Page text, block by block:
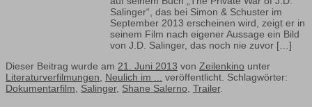
Salinger“, das bei Simon & Schuster im
September 2013 erscheinen wird, zeigt er in
seinem Film nach eigener Aussage ein Bild
von J.D. Salinger, das noch nie zuvor […]
Dieser Beitrag wurde am 21. Juni 2013 von Zeilenkino unter
Literaturverfilmungen
Neulich im ...
veröffentlicht. Schlagwörter:
Dokumentarfilm
Salinger, Shane Salerno Trailer.